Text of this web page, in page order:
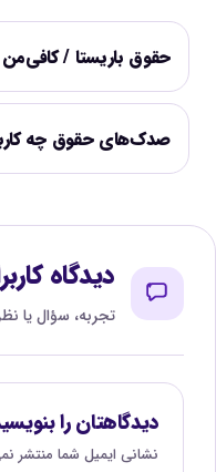
حقوق باریستا /
صدک‌های حقوق چه
دیدگاه
تجربه، سؤال یا
دیدگاهتان را
نشانی ایمیل شما منتشر